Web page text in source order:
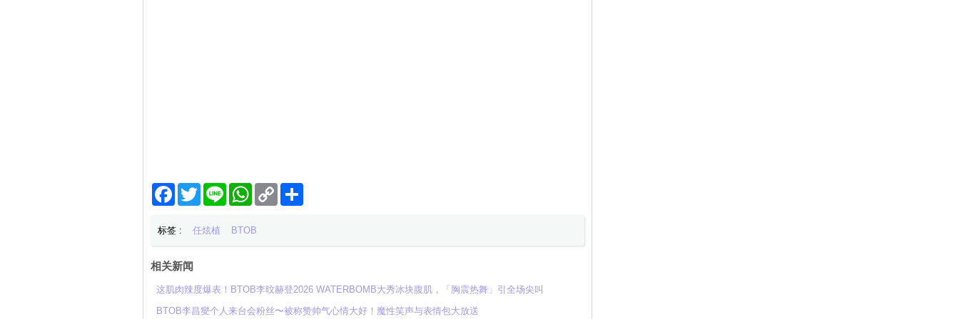
Facebook
TwitterLine WhatsApp
Copy
Link
分
标签 : 任炫植 BTOB
相关新闻
这肌肉辣度爆表！BTOB李旼赫登2026 WATERBOMB大秀冰块腹肌，「胸震热舞」引全场尖叫
BTOB李昌燮个人来台会粉丝〜被称赞帅气心情大好！魔性笑声与表情包大放送